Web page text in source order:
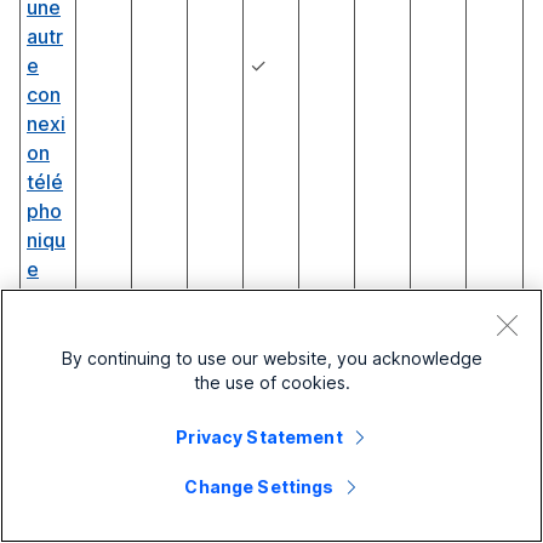
une
autr
e
con
nexi
on
télé
pho
niqu
e
(Uni
CM)
✓
By continuing to use our website, you acknowledge
the use of cookies.
Privacy Statement
Change Settings